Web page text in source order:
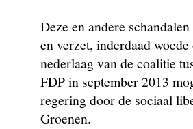
Deze en andere
en verzet, inderdaad
nederlaag van de coalitie
FDP in september 2013
regering door de sociaal
Groenen.